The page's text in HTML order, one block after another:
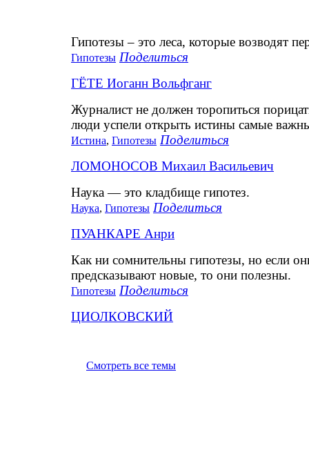
Гипотезы – это леса, которые возводят
Гипотезы Поделиться
ГЁТЕ Иоганн Вольфганг
Журналист не должен торопиться
люди успели открыть истины самые
Истина, Гипотезы Поделиться
ЛОМОНОСОВ Михаил Васильевич
Наука — это кладбище гипотез.
Наука, Гипотезы Поделиться
ПУАНКАРЕ Анри
Как ни сомнительны гипотезы, но если
предсказывают новые, то они полезны.
Гипотезы Поделиться
ЦИОЛКОВСКИЙ
Смотреть все темы